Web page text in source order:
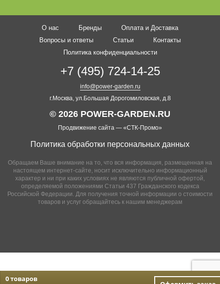
0 товаров
О нас Бренды
Оплата и Доставка
Вопросы и ответы
Статьи
Контакты
Политика конфиденциальности
+7 (495) 724-14-25
info@power-garden.ru
г.Москва, ул.Большая Дорогомиловская, д.8
Обращаем Ваше внимание на то, что вся информация, размещенная на
настоящем интернет-сайте, носит исключительно информационный
характер и ни при каких условиях не являются публичной офертой,
определяемой положениями Статьи 437 Гражданского кодекса
Российской Федерации. Для получения точной информации о стоимости
товаров и услуг обращайтесь к нашим менеджерам
© 2026 POWER-GARDEN.RU
Продвижение сайта — «СТК-Промо»
Политика обработки персональных данных